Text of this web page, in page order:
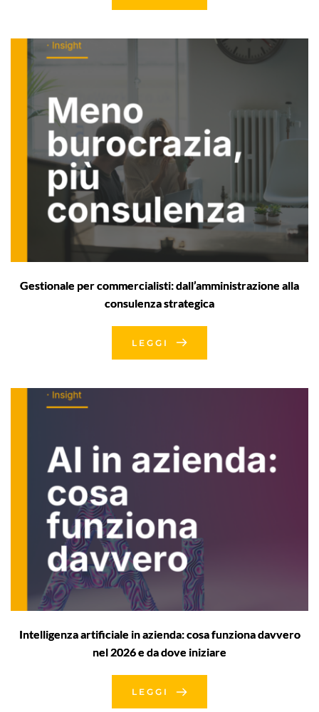
Gestionale per commercialisti: dall’amministrazione alla
consulenza strategica
LEGGI
Intelligenza artificiale in azienda: cosa funziona davvero
nel 2026 e da dove iniziare
LEGGI